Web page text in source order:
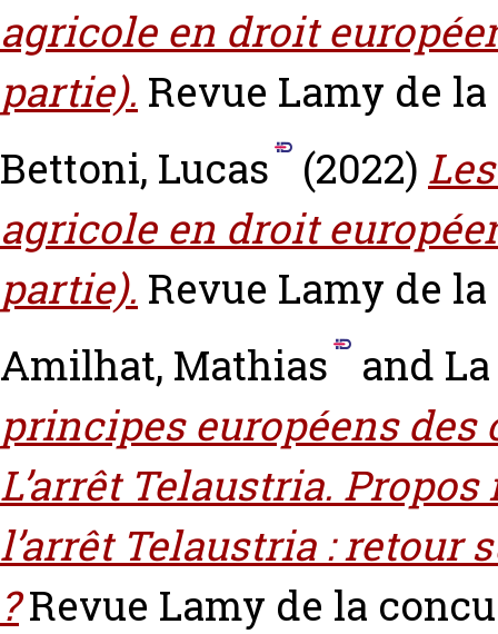
agricole en droit
partie). Revue Lamy de
Bettoni, Lucas
(2022)
agricole en droit
partie). Revue Lamy de
Amilhat, Mathias
and
principes européens des
L’arrêt Telaustria.
l’arrêt Telaustria : retour
? Revue Lamy de la